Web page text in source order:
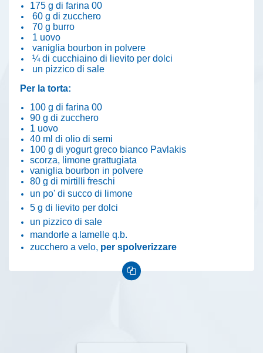
175 g di farina 00
60 g di zucchero
70 g burro
1 uovo
vaniglia bourbon in polvere
¼ di cucchiaino di lievito per dolci
un pizzico di sale
Per la torta:
100 g di farina 00
90 g di zucchero
1 uovo
40 ml di olio di semi
100 g di yogurt greco bianco Pavlakis
scorza, limone grattugiata
vaniglia bourbon in polvere
80 g di mirtilli freschi
un po' di succo di limone
5 g di lievito per dolci
un pizzico di sale
mandorle a lamelle q.b.
zucchero a velo, per spolverizzare